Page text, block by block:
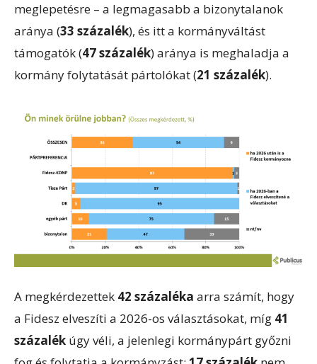
meglepetésre – a legmagasabb a bizonytalanok
aránya (33 százalék), és itt a kormányváltást
támogatók (47 százalék) aránya is meghaladja a
kormány folytatását pártolókat (21 százalék).
A megkérdezettek 42 százaléka arra számít, hogy
a Fidesz elveszíti a 2026-os választásokat, míg 41
százalék úgy véli, a jelenlegi kormánypárt győzni